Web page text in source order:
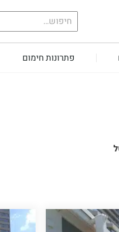
חיפוש
עבור:
פתרונות חימום